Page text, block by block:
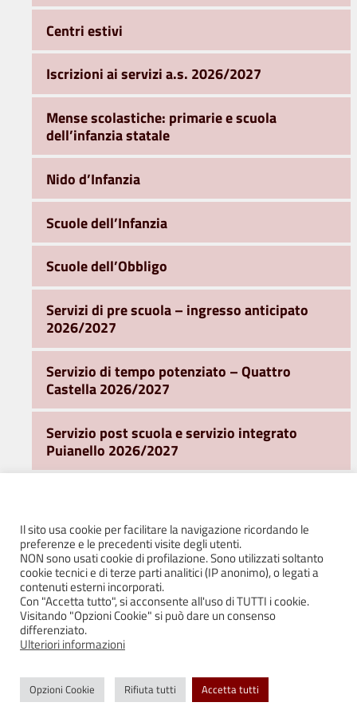
Centri estivi
Iscrizioni ai servizi a.s. 2026/2027
Mense scolastiche: primarie e scuola
dell’infanzia statale
Nido d’Infanzia
Scuole dell’Infanzia
Scuole dell’Obbligo
Servizi di pre scuola – ingresso anticipato
2026/2027
Servizio di tempo potenziato – Quattro
Castella 2026/2027
Servizio post scuola e servizio integrato
Puianello 2026/2027
Ufficio Sport
Ufficio Turismo e Promozione del Territorio
Area Sociale
Il sito usa cookie per facilitare la navigazione ricordando le
preferenze e le precedenti visite degli utenti.
NON sono usati cookie di profilazione. Sono utilizzati soltanto
cookie tecnici e di terze parti analitici (IP anonimo), o legati a
contenuti esterni incorporati.
Con "Accetta tutto", si acconsente all'uso di TUTTI i cookie.
Visitando "Opzioni Cookie" si può dare un consenso
differenziato.
Ulteriori informazioni
Opzioni Cookie Rifiuta tutti Accetta tutti